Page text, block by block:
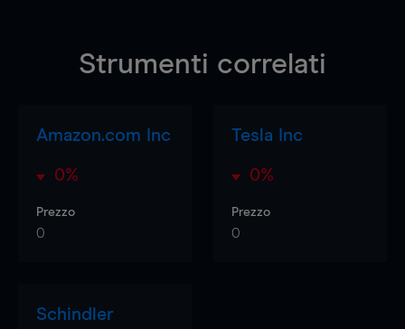
Strumenti correlati
Amazon.com Inc
0%
Prezzo
0
Tesla Inc
0%
Prezzo
0
Schindler